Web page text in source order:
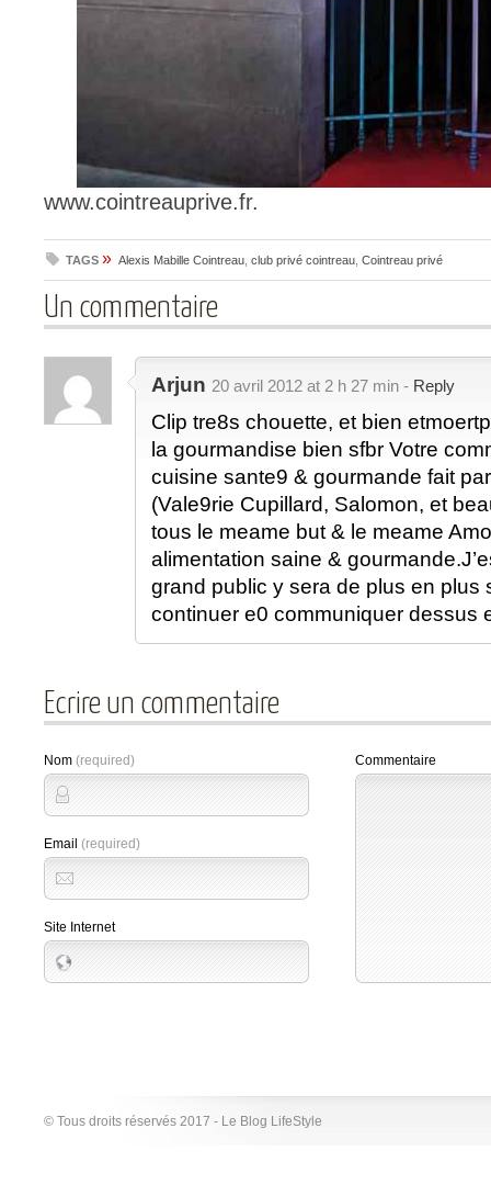
www.cointreauprive.fr.
TAGS » Alexis Mabille Cointreau club privé cointreau Cointreau privé
Un commentaire
Arjun 20 avril 2012 at 2 h 27 min - Reply
Clip tre8s chouette, et bien
la gourmandise bien sfbr Votre
cuisine sante9 & gourmande fait
(Vale9rie Cupillard, Salomon, et
tous le meame but & le meame
alimentation saine &
grand public y sera de plus en plus
continuer e0 communiquer dessus
Ecrire un commentaire
Nom (required)
Email (required)
Site Internet
Commentaire
© Tous droits réservés 2017 - Le Blog LifeStyle